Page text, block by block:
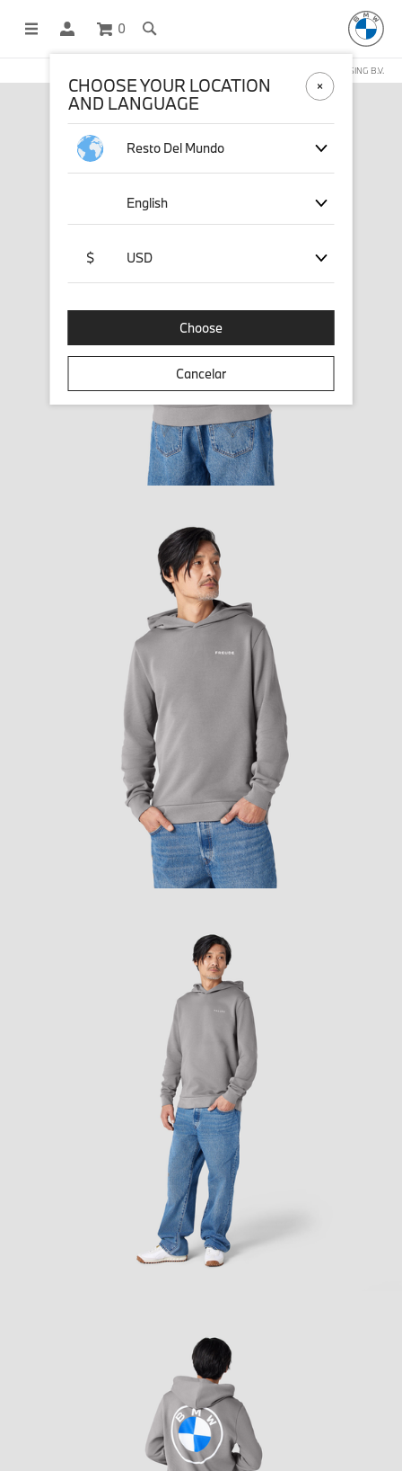
0
COMPRAS EN LÍNEA OPERADAS POR STICHD SPORTSMERCHANDISING B.V.
CHOOSE YOUR LOCATION
AND LANGUAGE
Resto Del Mundo
English
$ USD
Choose
Cancelar